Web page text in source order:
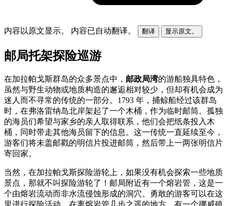
内容以原文显示。 内容已自动翻译。 翻译 显示原文。
邮局托架探险巡游
在加拉帕戈斯群岛的众多景点中， 邮政局湾的游船独具特色，
虽然与野生动物或地质构造的邂逅相对较少，但却有机会成为
迷人而不寻常的传统的一部分。1793 年，捕鲸船经过该群岛
时，在弗洛雷纳岛北岸架起了一个木桶，作为临时邮筒。孤独
的海员们希望与家乡的亲人取得联系，他们会把纸条投入木
桶，同时带走其他海员留下的信息。这一传统一直延续至今，
游客们将未盖邮戳的明信片投进邮筒，然后带上一两张明信片
寄回家。
当然，在加拉帕戈斯探险游轮上，如果没有机会探索一些地质
景点，那就不叫探险游轮了！邮局附近有一个熔岩管，这是一
个由熔岩流动而非水流侵蚀形成的洞穴。勇敢的游客可以在这
里进行探险活动。在离熔岩管几步之遥的地方，有一个挪威殖